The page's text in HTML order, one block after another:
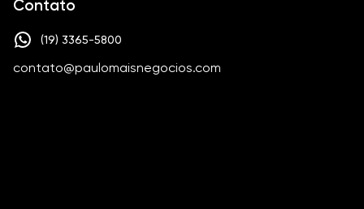
Contato
(19) 3365-5800
contato@paulomaisnegocios.com